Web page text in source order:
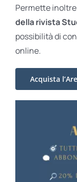
Permette
della rivista
possibilità di
online.
Acquista